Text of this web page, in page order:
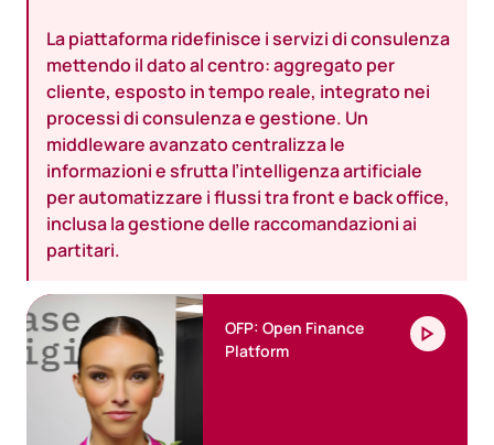
La piattaforma ridefinisce i servizi di consulenza
mettendo il dato al centro: aggregato per
cliente, esposto in tempo reale, integrato nei
processi di consulenza e gestione. Un
middleware avanzato centralizza le
informazioni e sfrutta l’intelligenza artificiale
per automatizzare i flussi tra front e back office,
inclusa la gestione delle raccomandazioni ai
partitari.
OFP: Open Finance
Platform